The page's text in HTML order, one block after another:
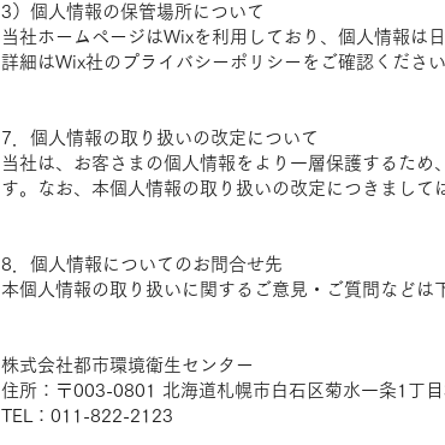
3）個人情報の保管場所について
当社ホームページはWixを利用しており、個人情報は
詳細はWix社のプライバシーポリシーをご確認ください
7．個人情報の取り扱いの改定について
当社は、お客さまの個人情報をより一層保護するた
す。なお、本個人情報の取り扱いの改定につきまして
8．個人情報についてのお問合せ先
本個人情報の取り扱いに関するご意見・ご質問などは
株式会社都市環境衛生センター
住所：〒003-0801 北海道札幌市白石区菊水一条1丁
TEL：011-822-2123